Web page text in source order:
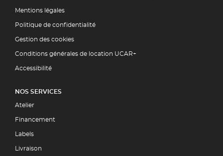
Mentions légales
Politique de confidentialité
Gestion des cookies
Conditions générales de location UCAR+
Accessibilité
NOS SERVICES
Atelier
Financement
Labels
Livraison